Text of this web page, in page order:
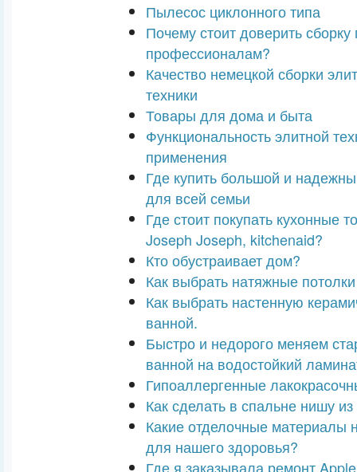
Пылесос циклонного типа
Почему стоит доверить
профессионалам?
Качество немецкой сборки
техники
Товары для дома и быта
Функциональность элитной
применения
Где купить большой и
для всей семьи
Где стоит покупать кухонные
Joseph Joseph, kitchenaid?
Кто обустраивает дом?
Как выбрать натяжные
Как выбрать настенную
ванной.
Быстро и недорого меняем
ванной на водостойкий
Гипоаллергенные
Как сделать в спальне нишу из
Какие отделочные материалы
для нашего здоровья?
Где я заказывала ремонт